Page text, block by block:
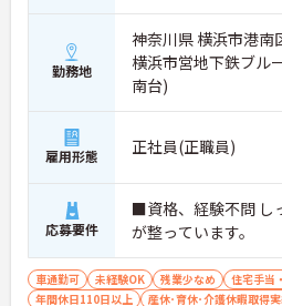
勤務地
神奈川県 横浜市港南
横浜市営地下鉄ブル
南台)
雇用形態 正社員(正職員)
応募要件
■資格、経験不問 し
が整っています。
車通勤可 未経験OK 残業少なめ 住宅手当
年間休日110日以上
産休･育休･介護休暇取得